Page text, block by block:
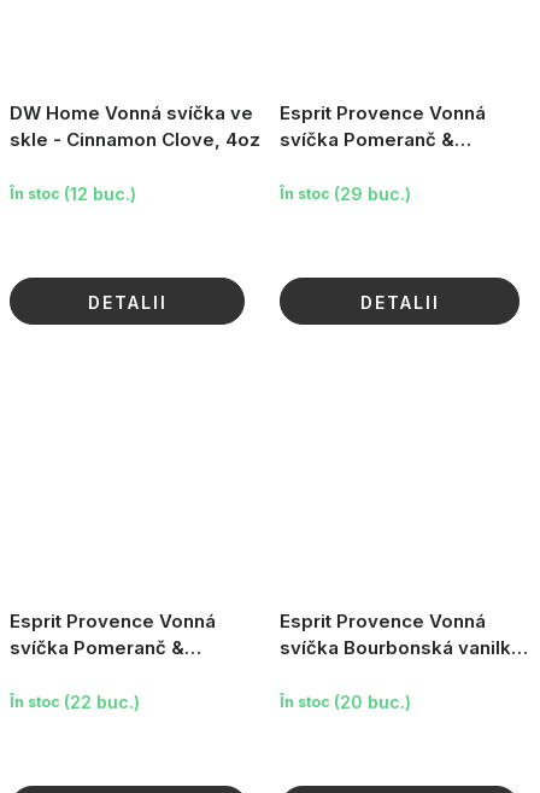
DW Home Vonná svíčka ve
skle - Cinnamon Clove, 4oz
În stoc (12 buc.)
DETALII
Esprit Provence Vonná
svíčka Pomeranč &
În stoc (29 buc.)
DETALII
Esprit Provence Vonná
svíčka Pomeranč &
În stoc (22 buc.)
Esprit Provence Vonná
svíčka Bourbonská vanilka,
În stoc (20 buc.)